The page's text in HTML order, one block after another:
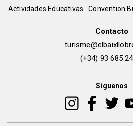
Peu
Actividades Educativas Convention
Contacto
(+34) 93 685
Síguenos